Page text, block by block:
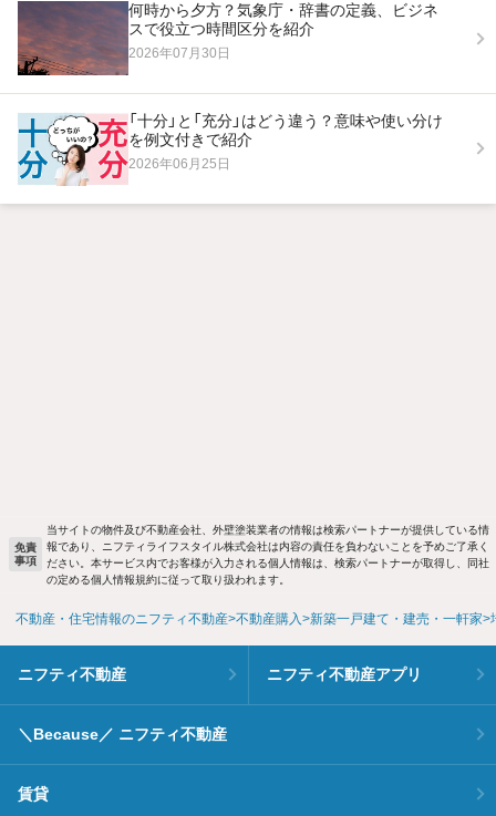
何時から夕方？気象庁・辞書の定義、ビジネ
スで役立つ時間区分を紹介
2026年07月30日
「十分」と「充分」はどう違う？意味や使い分け
を例文付きで紹介
2026年06月25日
免責
事項
当サイトの物件及び不動産会社、外壁塗装業者の情報は検索パートナーが提供している情
報であり、ニフティライフスタイル株式会社は内容の責任を負わないことを予めご了承く
ださい。本サービス内でお客様が入力される個人情報は、検索パートナーが取得し、同社
の定める個人情報規約に従って取り扱われます。
不動産・住宅情報のニフティ不動産 不動産購入 新築一戸建て・建売・一軒家
ニフティ不動産 ニフティ不動産アプリ
＼Because／ ニフティ不動産
賃貸